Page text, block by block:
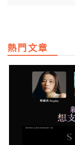
熱門文章